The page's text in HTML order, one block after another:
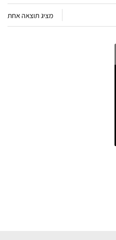
מציג תוצאה אחת